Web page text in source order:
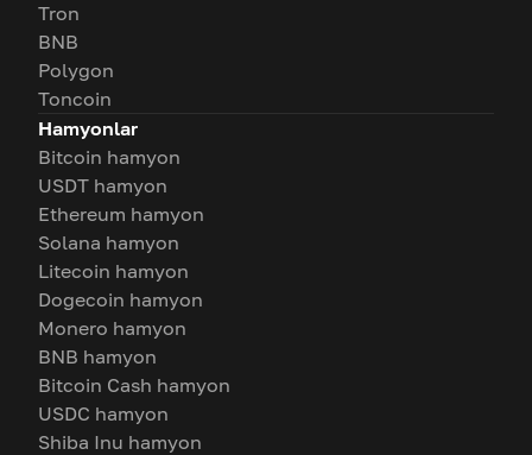
Tron
BNB
Polygon
Toncoin
Hamyonlar
Bitcoin hamyon
USDT hamyon
Ethereum hamyon
Solana hamyon
Litecoin hamyon
Dogecoin hamyon
Monero hamyon
BNB hamyon
Bitcoin Cash hamyon
USDC hamyon
Shiba Inu hamyon